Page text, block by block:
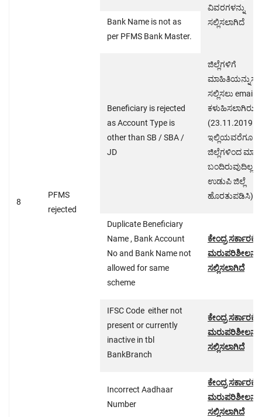
8
PFMS
rejected
ವಿವರಗಳನ್ನು
ಸಲ್ಲಿಸಲಾಗಿದೆ
Bank Name is not as
per PFMS Bank Master.
Beneficiary is rejected
as Account Type is
other than SB / SBA /
JD
ಜಿಲ್ಲೆಗಳಿಗೆ
ಸಲ್ಲಿಸಲು email
(23.11.2019
ಇಲ್ಲಿಯವರೆಗೂ
ಜಿಲ್ಲೆಗಳಿಂದ
ಬಂದಿರುವುದಿಲ್ಲ (
ಉಡುಪಿ ಜಿಲ್ಲೆ
ಹೊರತುಪಡಿಸಿ)
Duplicate Beneficiary
Name , Bank Account
No and Bank Name not
allowed for same
scheme
ಕೇಂದ್ರ ಸರ್ಕಾರಕ್ಕೆ
ಮರುಪರಿಶೀಲನೆಗೆ
ಸಲ್ಲಿಸಲಾಗಿದೆ
IFSC Code either not
present or currently
inactive in tbl
BankBranch
ಕೇಂದ್ರ ಸರ್ಕಾರಕ್ಕೆ
ಮರುಪರಿಶೀಲನೆಗೆ
ಸಲ್ಲಿಸಲಾಗಿದೆ
Incorrect Aadhaar
Number
ಕೇಂದ್ರ ಸರ್ಕಾರಕ್ಕೆ
ಮರುಪರಿಶೀಲನೆಗೆ
ಸಲ್ಲಿಸಲಾಗಿದೆ